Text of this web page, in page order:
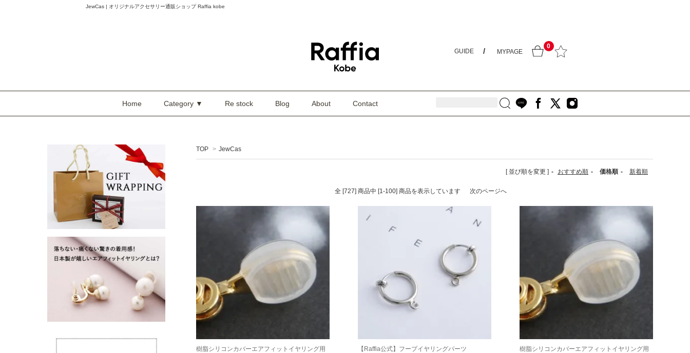
JewCas | オリジナルアクセサリー通販ショップ Raffia kobe
GUIDE MYPAGE
0
Home Category ▼ Re stock Blog About Contact
TOP > JewCas
[ 並び順を変更 ] - おすすめ順 - 価格順 - 新着順
全 [727] 商品中 [1-100] 商品を表示しています 次のページへ
樹脂シリコンカバーエアフィットイヤリング用
【Raffia公式】フープイヤリングパーツ
樹脂シリコンカバーエアフィットイヤリング用